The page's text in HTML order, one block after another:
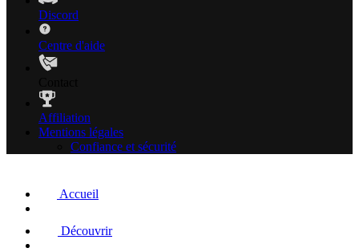
Discord
Centre d'aide
Affiliation
Mentions légales
Confiance et sécurité
Accueil
Découvrir